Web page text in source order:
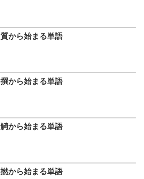
質から始まる単語
撰から始まる単語
觭から始まる単語
撚から始まる単語